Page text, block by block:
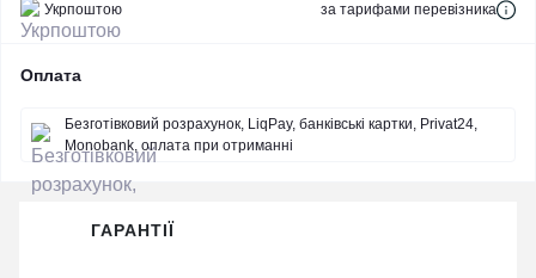
Укрпоштою за тарифами перевізника
Оплата
Безготівковий розрахунок, LiqPay, банківські картки, Privat24,
Monobank, оплата при отриманні
ГАРАНТІЇ